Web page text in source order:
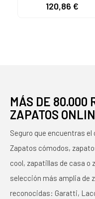
MARRÓN PARA
120,86 €
MÁS DE 80.000
ZAPATOS
Seguro que encuentras
Zapatos cómodos,
cool, zapatillas de casa o
selección más amplia de
reconocidas: Garatti,